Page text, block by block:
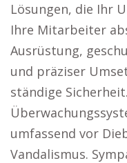
Lösungen, die Ihr
Ihre Mitarbeiter
Ausrüstung,
und präziser
ständige
umfassend vor
Vandalismus.